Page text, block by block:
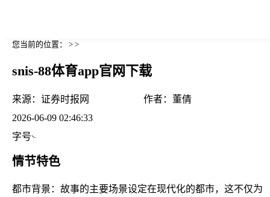
您当前的位置： > >
snis-88体育app官网下载
来源： 证券时报网 作者： 董倩
2026-06-09 02:46:33
字号
情节特色
都市背景：故事的主要场景设定在现代化的都市，这不仅为